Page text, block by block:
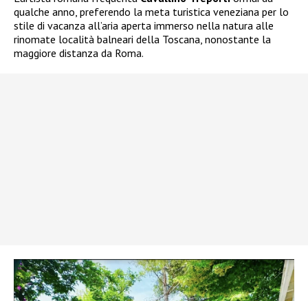
qualche anno, preferendo la meta turistica veneziana per lo
stile di vacanza all’aria aperta immerso nella natura alle
rinomate località balneari della Toscana, nonostante la
maggiore distanza da Roma.